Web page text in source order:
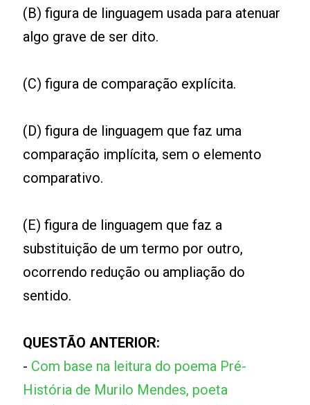
(B) figura de linguagem usada para atenuar
algo grave de ser dito.
(C) figura de comparação explícita.
(D) figura de linguagem que faz uma
comparação implícita, sem o elemento
comparativo.
(E) figura de linguagem que faz a
substituição de um termo por outro,
ocorrendo redução ou ampliação do
sentido.
QUESTÃO ANTERIOR:
- Com base na leitura do poema Pré-
História de Murilo Mendes, poeta